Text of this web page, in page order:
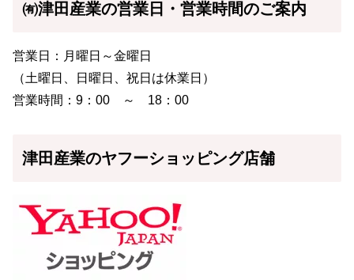
㈲津田産業の営業日・営業時間のご案内
営業日：月曜日～金曜日
（土曜日、日曜日、祝日は休業日）
営業時間：9：00 ～ 18：00
津田産業のヤフーショッピング店舗